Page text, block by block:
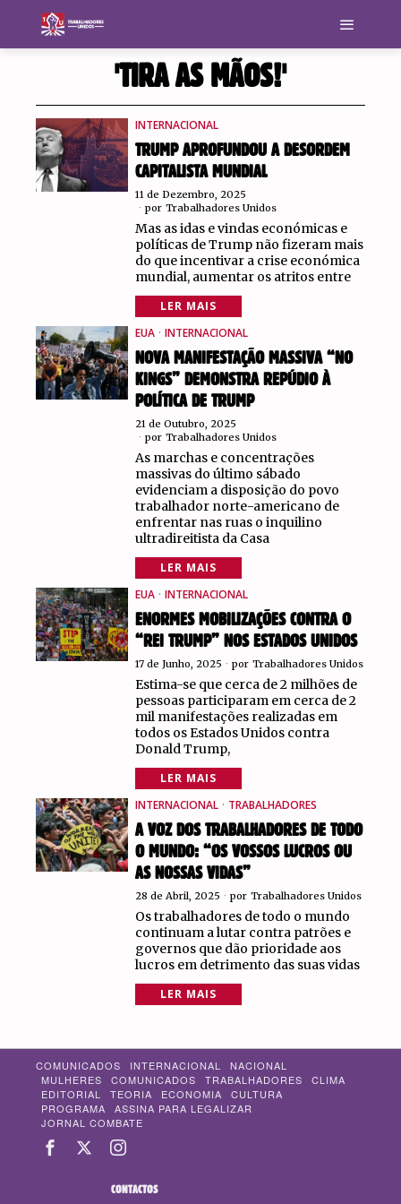
'TIRA AS MÃOS!'
INTERNACIONAL
TRUMP APROFUNDOU A DESORDEM
CAPITALISTA MUNDIAL
11 de Dezembro, 2025
por Trabalhadores Unidos
Mas as idas e vindas económicas e
políticas de Trump não fizeram mais
do que incentivar a crise económica
mundial, aumentar os atritos entre
LER MAIS
EUA · INTERNACIONAL
NOVA MANIFESTAÇÃO MASSIVA “NO
KINGS” DEMONSTRA REPÚDIO À
POLÍTICA DE TRUMP
21 de Outubro, 2025
por Trabalhadores Unidos
As marchas e concentrações
massivas do último sábado
evidenciam a disposição do povo
trabalhador norte-americano de
enfrentar nas ruas o inquilino
ultradireitista da Casa
LER MAIS
EUA · INTERNACIONAL
ENORMES MOBILIZAÇÕES CONTRA O
“REI TRUMP” NOS ESTADOS UNIDOS
17 de Junho, 2025 por Trabalhadores Unidos
Estima-se que cerca de 2 milhões de
pessoas participaram em cerca de 2
mil manifestações realizadas em
todos os Estados Unidos contra
Donald Trump,
LER MAIS
INTERNACIONAL · TRABALHADORES
A VOZ DOS TRABALHADORES DE TODO
O MUNDO: “OS VOSSOS LUCROS OU
AS NOSSAS VIDAS”
28 de Abril, 2025 por Trabalhadores Unidos
Os trabalhadores de todo o mundo
continuam a lutar contra patrões e
governos que dão prioridade aos
lucros em detrimento das suas vidas
LER MAIS
COMUNICADOS INTERNACIONAL
NACIONAL
MULHERES
COMUNICADOS TRABALHADORES
CLIMA
EDITORIAL
TEORIA ECONOMIA
CULTURA
PROGRAMA
ASSINA PARA LEGALIZAR
JORNAL COMBATE
CONTACTOS